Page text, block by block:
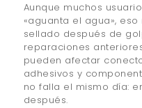
Aunque muchos
«aguanta el agua»,
sellado después de
reparaciones
pueden afectar
adhesivos y
no falla el mismo día:
después.